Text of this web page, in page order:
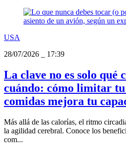
USA
28/07/2026
17:39
La clave no es solo qué
cuándo: cómo limitar
comidas mejora tu
Más allá de las calorías, el ritmo
la agilidad cerebral. Conoce los
com...